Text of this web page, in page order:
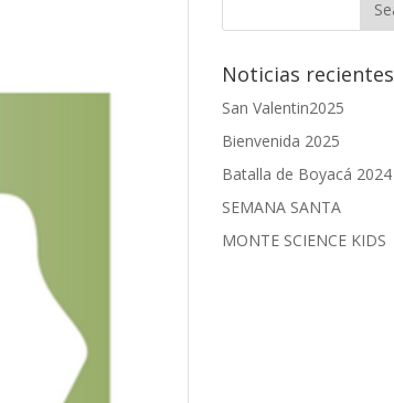
Noticias recientes
San Valentin2025
Bienvenida 2025
Batalla de Boyacá 2024
SEMANA SANTA
MONTE SCIENCE KIDS